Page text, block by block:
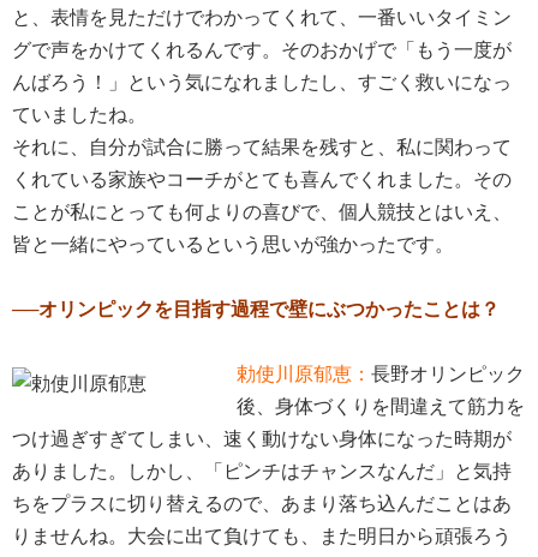
と、表情を見ただけでわかってくれて、一番いいタイミン
グで声をかけてくれるんです。そのおかげで「もう一度が
んばろう！」という気になれましたし、すごく救いになっ
ていましたね。
それに、自分が試合に勝って結果を残すと、私に関わって
くれている家族やコーチがとても喜んでくれました。その
ことが私にとっても何よりの喜びで、個人競技とはいえ、
皆と一緒にやっているという思いが強かったです。
──オリンピックを目指す過程で壁にぶつかったことは？
勅使川原郁恵：長野オリンピック
後、身体づくりを間違えて筋力を
つけ過ぎすぎてしまい、速く動けない身体になった時期が
ありました。しかし、「ピンチはチャンスなんだ」と気持
ちをプラスに切り替えるので、あまり落ち込んだことはあ
りませんね。大会に出て負けても、また明日から頑張ろう